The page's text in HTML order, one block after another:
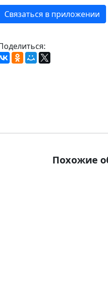
Связаться в приложении
Похожие